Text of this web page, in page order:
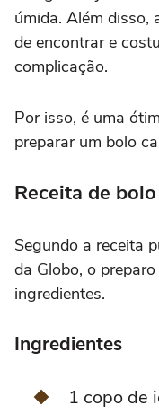
úmida. Além disso,
de encontrar e
complicação.
Por isso, é uma
preparar um bolo
Receita de
Segundo a receita
da Globo, o
ingredientes.
Ingredientes
1 copo de